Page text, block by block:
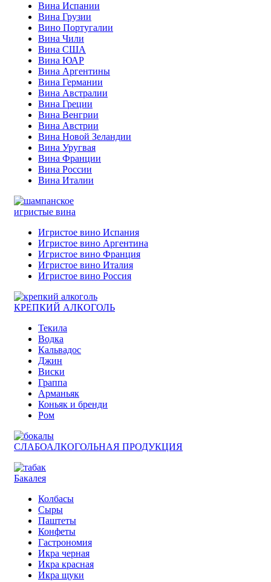
Вина Испании
Вина Грузии
Вино Португалии
Вина Чили
Вина США
Вина ЮАР
Вина Аргентины
Вина Германии
Вина Австралии
Вина Греции
Вина Венгрии
Вина Австрии
Вина Новой Зеландии
Вина Уругвая
Вина Франции
Вина России
Вина Италии
игристые вина
Игристое вино Испания
Игристое вино Аргентина
Игристое вино Франция
Игристое вино Италия
Игристое вино Россия
КРЕПКИЙ АЛКОГОЛЬ
Текила
Водка
Кальвадос
Джин
Виски
Граппа
Арманьяк
Коньяк и бренди
Ром
СЛАБОАЛКОГОЛЬНАЯ ПРОДУКЦИЯ
Бакалея
Колбасы
Сыры
Паштеты
Конфеты
Гастрономия
Икра черная
Икра красная
Икра щуки